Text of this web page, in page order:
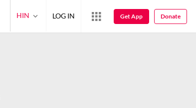
HIN LOG IN Get App Donate